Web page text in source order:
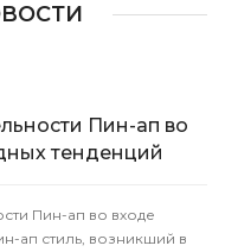
Пин-ап во
тенденций
Пин-ап во входе
ап стиль, возникший в